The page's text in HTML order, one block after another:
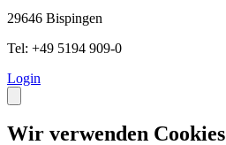
29646 Bispingen
Tel: +49 5194 909-0
Login
Wir verwenden Cookies